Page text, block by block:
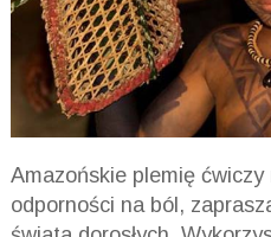
Amazońskie plemię ćwiczy
odporności na ból,